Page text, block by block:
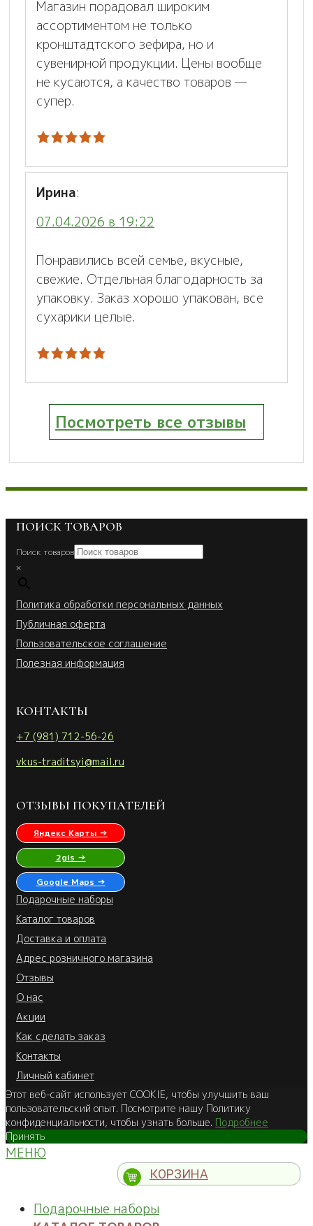
Магазин порадовал широким
ассортиментом не только
кронштадтского зефира, но и
сувенирной продукции. Цены вообще
не кусаются, а качество товаров —
супер.
Ирина:
07.04.2026 в 19:22
Понравились всей семье, вкусные,
свежие. Отдельная благодарность за
упаковку. Заказ хорошо упакован, все
сухарики целые.
Посмотреть все отзывы
ПОИСК ТОВАРОВ
Поиск товаров
×
Политика обработки персональных данных
Публичная оферта
Пользовательское соглашение
Полезная информация
КОНТАКТЫ
+7 (981) 712-56-26
vkus-traditsyi@mail.ru
ОТЗЫВЫ ПОКУПАТЕЛЕЙ
Яндекс Карты →
2gis →
Google Maps →
Подарочные наборы
Каталог товаров
Доставка и оплата
Адрес розничного магазина
Отзывы
О нас
Акции
Как сделать заказ
Контакты
Личный кабинет
Этот веб-сайт использует COOKIE, чтобы улучшить ваш
пользовательский опыт. Посмотрите нашу Политику
конфиденциальности, чтобы узнать больше. Подробнее
Принять
МЕНЮ
КОРЗИНА
Подарочные наборы